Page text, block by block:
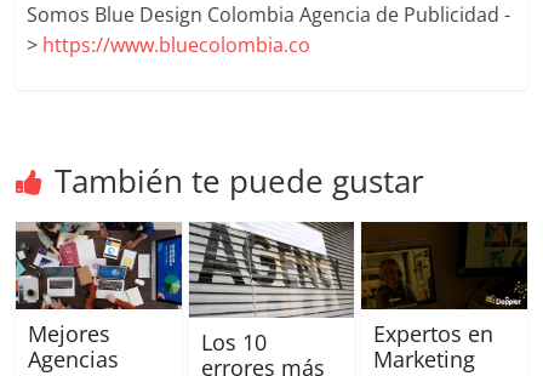
Agencia
Blue
sus
filiales
en
América
Latina
|
Una
Somos Blue Design Colombia Agencia de Publicidad -
> https://www.bluecolombia.co
También te puede gustar
Mejores
Agencias
Los 10
errores más
Expertos en
Marketing